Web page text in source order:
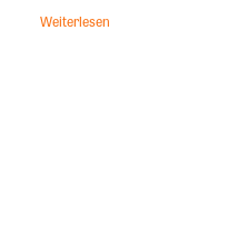
Weiterlesen